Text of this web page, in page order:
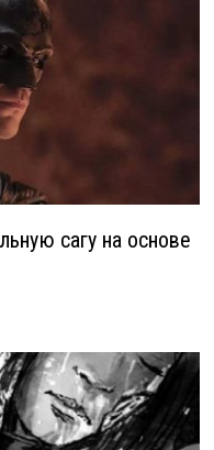
сагу на основе